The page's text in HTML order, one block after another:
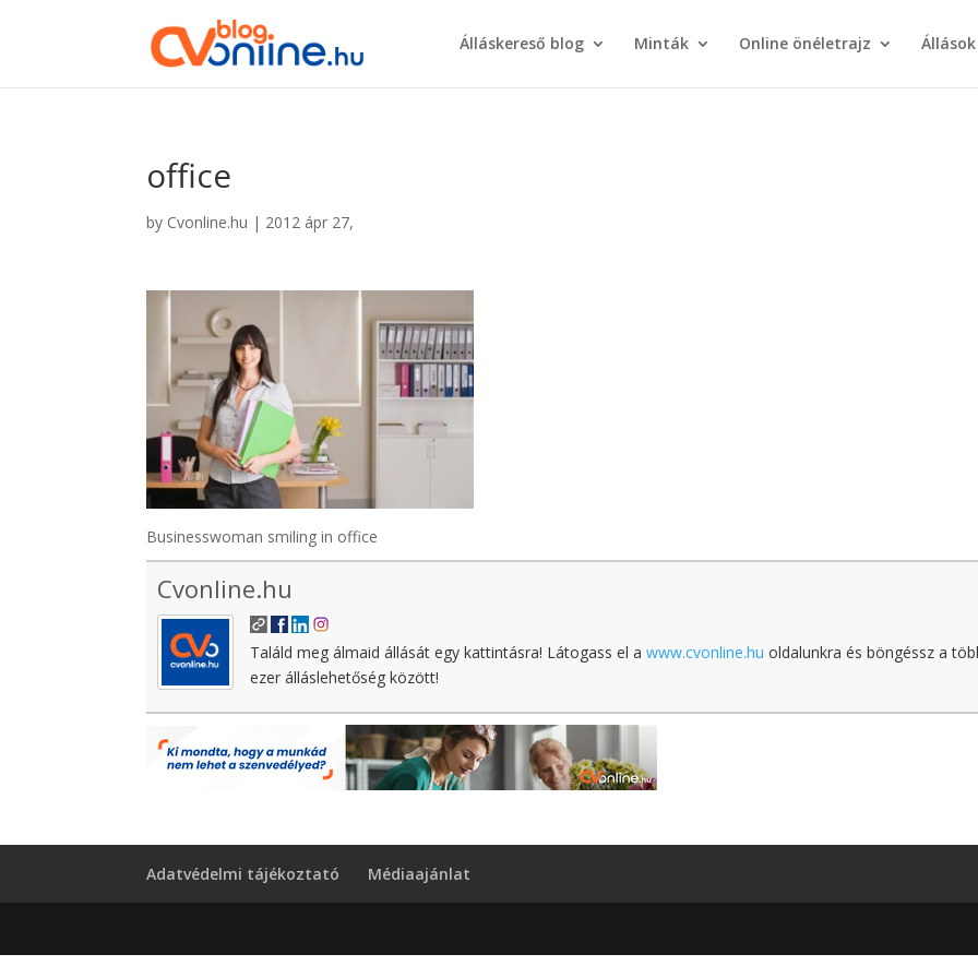
Álláskereső blog Minták Online önéletrajz Állások
office
by Cvonline.hu | 2012 ápr 27,
Businesswoman smiling in office
Cvonline.hu
Találd meg álmaid állását egy kattintásra! Látogass el awww.cvonline.hu oldalunkra és böngéssz a
ezer álláslehetőség között!
Adatvédelmi tájékoztató Médiaajánlat